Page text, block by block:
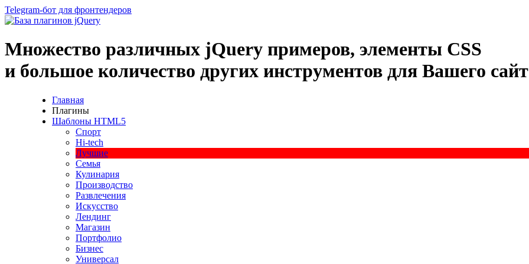
Telegram-бот для фронтендеров
Множество различных jQuery примеров, элементы CSS
и большое количество других инструментов для Вашего
Главная
Плагины
Шаблоны HTML5
Спорт
Hi-tech
Лучшие
Семья
Кулинария
Производство
Развлечения
Искусство
Лендинг
Магазин
Портфолио
Бизнес
Универсал